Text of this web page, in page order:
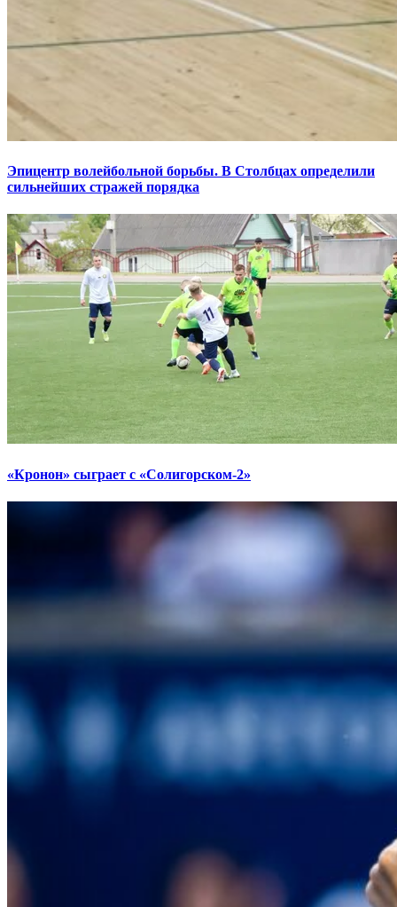
Эпицентр волейбольной борьбы. В Столбцах определили
сильнейших стражей порядка
«Кронон» сыграет с «Солигорском-2»